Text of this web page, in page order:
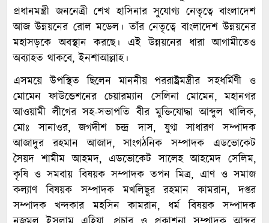
প্রধানমন্ত্রী জননেত্রী শেখ হাসিনার সুযোগ্য নেতৃত্বে বাংলাদেশ
আজ উন্নয়নের রোল মডেল। তাঁর নেতৃত্বে বাংলাদেশ উন্নয়নের
মহাসড়কে অবস্থান করছে। এই উন্নয়নের ধারা আগামীতেও
অব্যাহত থাকবে, ইনশাআল্লাহ।
এসময়ে উপস্থিত ছিলেন মাননীয় পররাষ্ট্রমন্ত্রীর সহধর্মিণী ও
মোমেন ফাউন্ডেশনের চেয়ারম্যান সেলিনা মোমেন, মহানগর
আওয়ামী লীগের সহ-সভাপতি বীর মুক্তিযোদ্ধা আব্দুল খালিক,
মোঃ সানাওর, জগদীশ চন্দ্র দাস, যুগ্ম সাধারণ সম্পাদক
আজাদুর রহমান আজাদ, সাংগঠনিক সম্পাদক এডভোকেট
সৈয়দ শামীম আহমদ, এডভোকেট সালেহ আহমেদ সেলিম,
কৃষি ও সমবায় বিষয়ক সম্পাদক তপন মিত্র, এাণ ও সমাজ
কল্যাণ বিষয়ক সম্পাদক মখলিছুর রহমান কামরান, দপ্তর
সম্পাদক খন্দকার মহসিন কামরান, ধর্ম বিষয়ক সম্পাদক